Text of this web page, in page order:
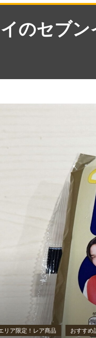
のセブ
リア限定！レア商品 おすすめ